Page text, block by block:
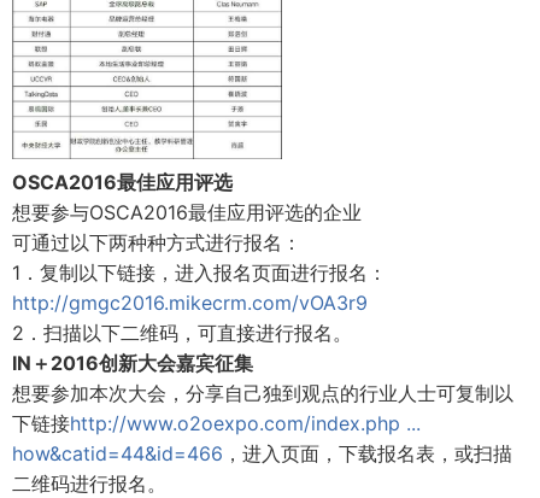
OSCA2016最佳应用评选
想要参与OSCA2016最佳应用评选的企业
可通过以下两种种方式进行报名：
1．复制以下链接，进入报名页面进行报名：
http://gmgc2016.mikecrm.com/vOA3r9
2．扫描以下二维码，可直接进行报名。
IN＋2016创新大会嘉宾征集
想要参加本次大会，分享自己独到观点的行业人士可复制以
下链接http://www.o2oexpo.com/index.php ...
how&catid=44&id=466 ，进入页面，下载报名表，或扫描
二维码进行报名。